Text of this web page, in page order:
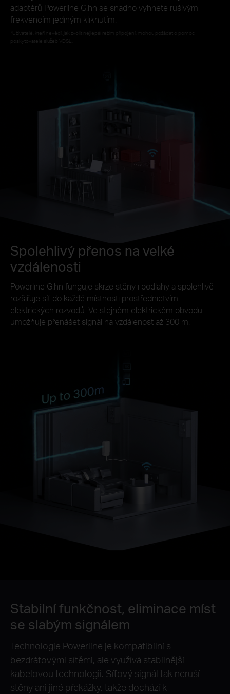
adaptérů Powerline G.hn se snadno vyhnete rušivým
frekvencím jediným kliknutím.
*Uživatelé, kteří nevědí, jak zvolit nejlepší režim připojení, mohou požádat o pomoc
poskytovatele služeb VDSL.
Spolehlivý přenos na velké
vzdálenosti
Powerline G.hn funguje skrze stěny i podlahy a spolehlivě
rozšiřuje síť do každé místnosti prostřednictvím
elektrických rozvodů. Ve stejném elektrickém obvodu
umožňuje přenášet signál na vzdálenost až 300 m.
Stabilní funkčnost, eliminace míst
se slabým signálem
Technologie Powerline je kompatibilní s
bezdrátovými sítěmi, ale využívá stabilnější
kabelovou technologii. Síťový signál tak neruší
stěny ani jiné překážky, takže dochází k